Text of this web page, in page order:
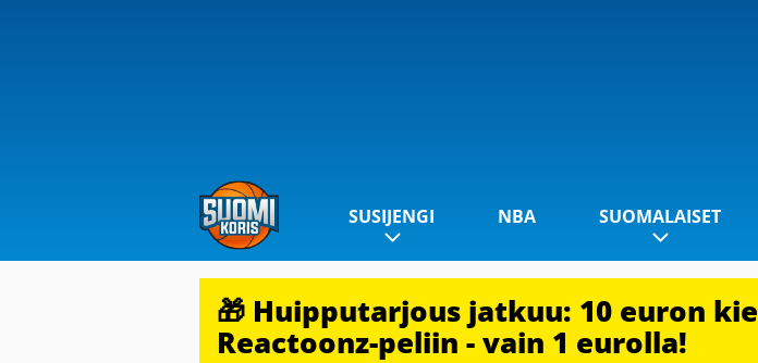
SUSIJENGI NBA SUOMALAISET
🎁 Huipputarjous jatkuu: 10 euron
Reactoonz-peliin - vain 1 eurolla!